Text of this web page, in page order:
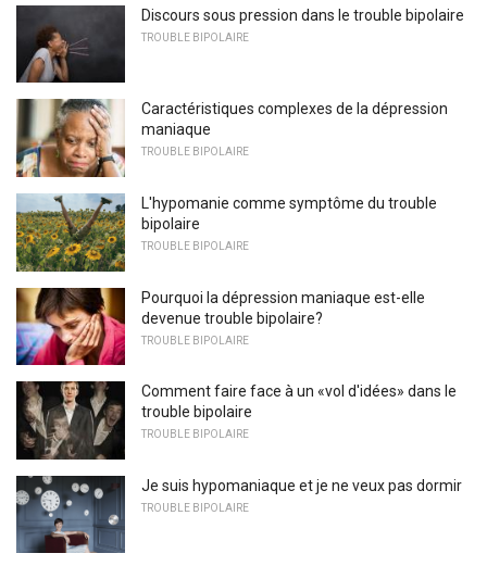
Discours sous pression dans le trouble bipolaire
TROUBLE BIPOLAIRE
Caractéristiques complexes de la dépression
maniaque
TROUBLE BIPOLAIRE
L'hypomanie comme symptôme du trouble
bipolaire
TROUBLE BIPOLAIRE
Pourquoi la dépression maniaque est-elle
devenue trouble bipolaire?
TROUBLE BIPOLAIRE
Comment faire face à un «vol d'idées» dans le
trouble bipolaire
TROUBLE BIPOLAIRE
Je suis hypomaniaque et je ne veux pas dormir
TROUBLE BIPOLAIRE